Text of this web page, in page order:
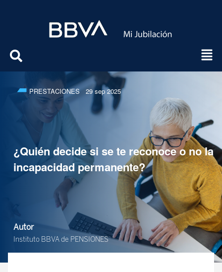
PRESTACIONES29 sep 2025
¿Quién decide si se te reconoce o no la
incapacidad permanente?
Autor
Instituto BBVA de PENSIONES